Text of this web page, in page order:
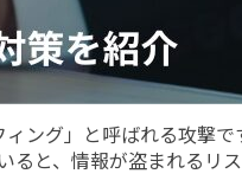
ング」と呼ばれる攻撃
と、情報が盗まれるリス